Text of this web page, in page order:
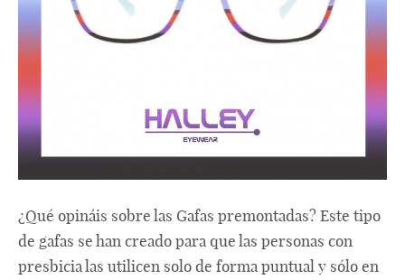
¿Qué opináis sobre las Gafas premontadas? Este tipo
de gafas se han creado para que las personas con
presbicia las utilicen solo de forma puntual y sólo en